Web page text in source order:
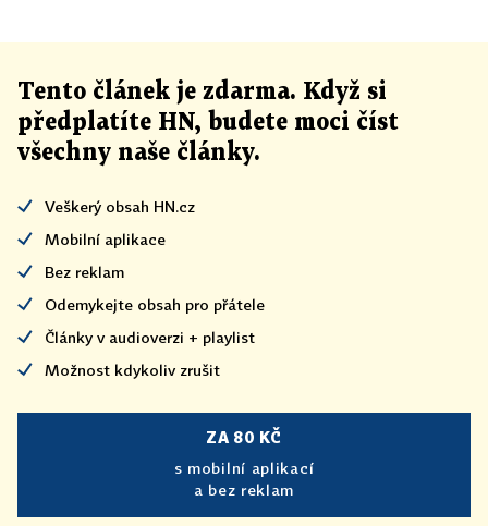
Tento článek je zdarma. Když si
předplatíte HN, budete moci číst
všechny naše články.
Veškerý obsah HN.cz
Mobilní aplikace
Bez reklam
Odemykejte obsah pro přátele
Články v audioverzi + playlist
Možnost kdykoliv zrušit
ZA 80 KČ
s mobilní aplikací
a bez reklam